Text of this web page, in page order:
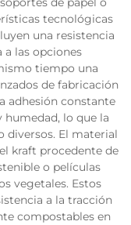
tecnológicas
una resistencia
las opciones
tiempo una
de fabricación
adhesión constante
humedad, lo que la
diversos. El material
kraft procedente de
o películas
vegetales. Estos
a la tracción
compostables en